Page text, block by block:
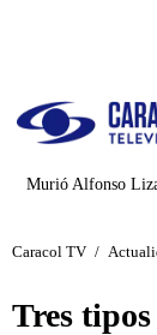
Murió Alfonso
Caracol TV /
Tres